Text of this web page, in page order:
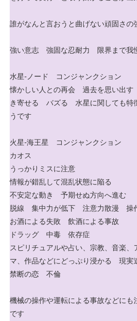
誰がなんと言おうと曲げない頑固さの
強い意志 強固な忍耐力 限界まで我
水星-ノード コンジャンクション
懐かしい人との再会 過去を思い出
き寄せる バズる 水星に関しても特
うです
火星-海王星 コンジャンクション
カオス
うっかりミスに注意
情報が錯乱して混乱状態に陥る
不安定な動き 予期せぬ方向へ進む
脱線 集中力が低下 注意力散漫 操
お酒による失敗 飲酒による事故
ドラッグ 中毒 依存症
スピリチュアルや占い、宗教、音楽、
マ、作品などにどっぷり浸かる 現実
禁断の恋 不倫
機械の操作や運転による事故などにも
です